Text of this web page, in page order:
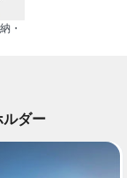
・
ルダー